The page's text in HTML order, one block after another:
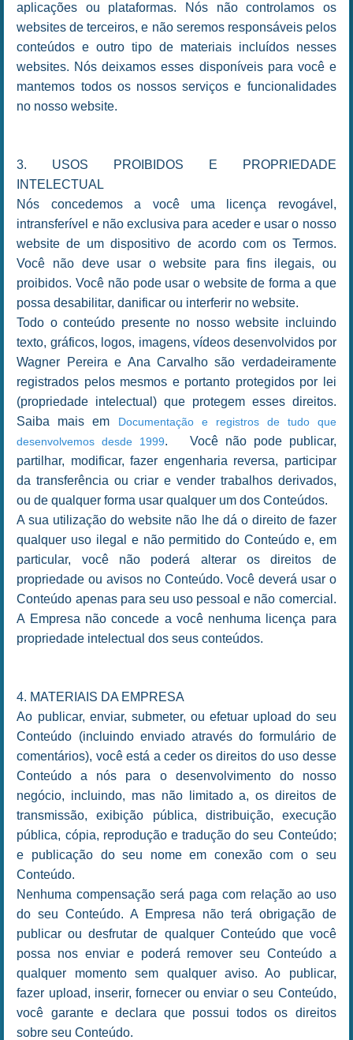
aplicações ou plataformas. Nós não controlamos os
websites de terceiros, e não seremos responsáveis pelos
conteúdos e outro tipo de materiais incluídos nesses
websites. Nós deixamos esses disponíveis para você e
mantemos todos os nossos serviços e funcionalidades
no nosso website.
3. USOS PROIBIDOS E PROPRIEDADE
INTELECTUAL
Nós concedemos a você uma licença revogável,
intransferível e não exclusiva para aceder e usar o nosso
website de um dispositivo de acordo com os Termos.
Você não deve usar o website para fins ilegais, ou
proibidos. Você não pode usar o website de forma a que
possa desabilitar, danificar ou interferir no website.
Todo o conteúdo presente no nosso website incluindo
texto, gráficos, logos, imagens, vídeos desenvolvidos por
Wagner Pereira e Ana Carvalho são verdadeiramente
registrados pelos mesmos e portanto protegidos por lei
(propriedade intelectual) que protegem esses direitos.
Saiba mais em
Documentação e registros de tudo que
desenvolvemos desde 1999. Você não pode publicar,
partilhar, modificar, fazer engenharia reversa, participar
da transferência ou criar e vender trabalhos derivados,
ou de qualquer forma usar qualquer um dos Conteúdos.
A sua utilização do website não lhe dá o direito de fazer
qualquer uso ilegal e não permitido do Conteúdo e, em
particular, você não poderá alterar os direitos de
propriedade ou avisos no Conteúdo. Você deverá usar o
Conteúdo apenas para seu uso pessoal e não comercial.
A Empresa não concede a você nenhuma licença para
propriedade intelectual dos seus conteúdos.
4. MATERIAIS DA EMPRESA
Ao publicar, enviar, submeter, ou efetuar upload do seu
Conteúdo (incluindo enviado através do formulário de
comentários), você está a ceder os direitos do uso desse
Conteúdo a nós para o desenvolvimento do nosso
negócio, incluindo, mas não limitado a, os direitos de
transmissão, exibição pública, distribuição, execução
pública, cópia, reprodução e tradução do seu Conteúdo;
e publicação do seu nome em conexão com o seu
Conteúdo.
Nenhuma compensação será paga com relação ao uso
do seu Conteúdo. A Empresa não terá obrigação de
publicar ou desfrutar de qualquer Conteúdo que você
possa nos enviar e poderá remover seu Conteúdo a
qualquer momento sem qualquer aviso. Ao publicar,
fazer upload, inserir, fornecer ou enviar o seu Conteúdo,
você garante e declara que possui todos os direitos
sobre seu Conteúdo.